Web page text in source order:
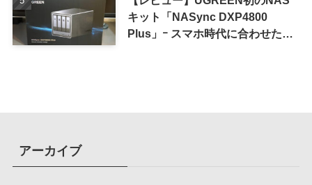
キット「NASync DXP4800
Plus」ｰ スマホ時代に合わせた設
アーカイブ